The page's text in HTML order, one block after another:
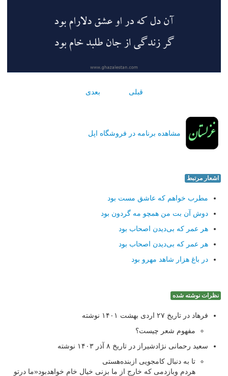
قبلی بعدی
مشاهده برنامه در فروشگاه اپل
اشعار مرتبط
مطرب خواهم که عاشق مست بود
دوش آن بت من همچو مه گردون بود
هر عمر که بی‌دیدن اصحاب بود
هر عمر که بی‌دیدن اصحاب بود
در باغ هزار شاهد مهرو بود
نظرات نوشته شده
فرهاد در تاریخ ۲۷ اردی بهشت ۱۴۰۱ نوشته
مفهوم شعر چیست؟
سعید رحمانی نژادشیراز در تاریخ ۸ آذر ۱۴۰۳ نوشته
تا به دنبال کامجویی ازبنده‌هستی
هردم وبازدمی که خارج از ما بزنی خیال خام خواهدبود«ما درتو